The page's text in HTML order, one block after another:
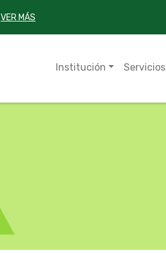
VER MÁS
Institución Servicios